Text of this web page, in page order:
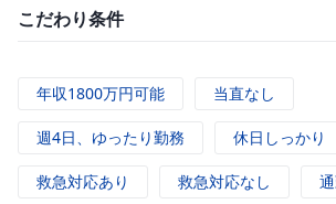
こだわり条件
年収1800万円可能 当直なし
週4日、ゆったり勤務 休日しっかり
救急対応あり 救急対応なし